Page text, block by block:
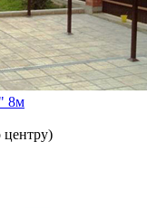
8м
центру)